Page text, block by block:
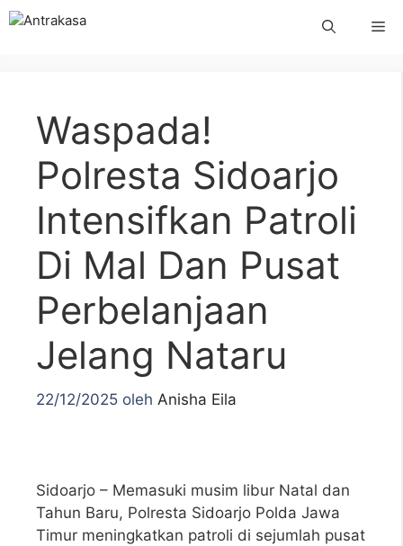
Langsung
Waspada!
Polresta Sidoarjo
Intensifkan Patroli
Di Mal Dan Pusat
Perbelanjaan
Jelang Nataru
22/12/2025 oleh Anisha Eila
Sidoarjo – Memasuki musim libur Natal dan
Tahun Baru, Polresta Sidoarjo Polda Jawa
Timur meningkatkan patroli di sejumlah pusat